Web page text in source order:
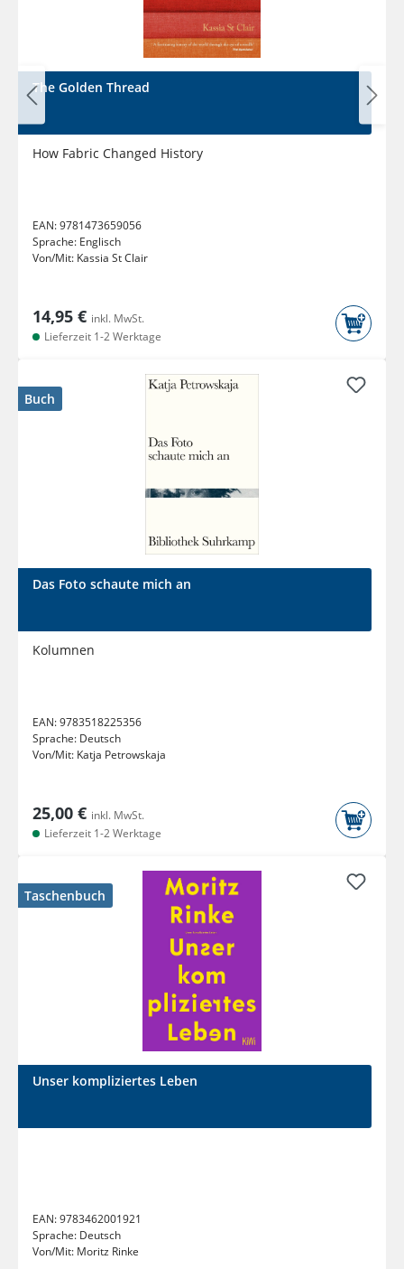
The Golden Thread
How Fabric Changed History
EAN:9781473659056
Sprache: Englisch
Von/Mit: Kassia St Clair
14,95 € inkl. MwSt.
Lieferzeit 1-2 Werktage
Buch
Das Foto schaute mich an
Kolumnen
EAN:9783518225356
Sprache: Deutsch
Von/Mit: Katja Petrowskaja
25,00 € inkl. MwSt.
Lieferzeit 1-2 Werktage
Taschenbuch
Unser kompliziertes Leben
EAN:9783462001921
Sprache: Deutsch
Von/Mit: Moritz Rinke